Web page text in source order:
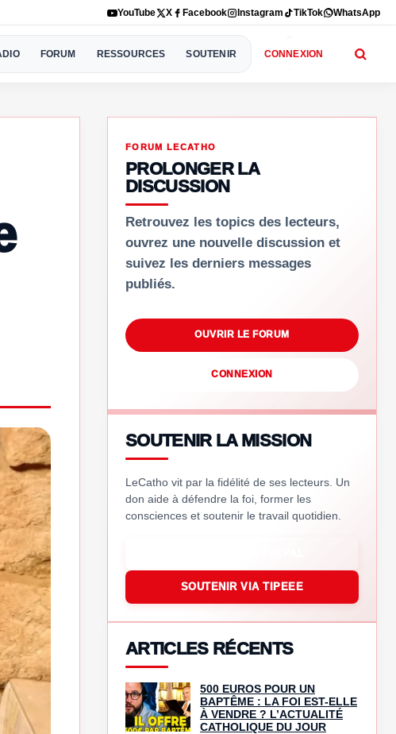
YouTube X Facebook Instagram TikTok WhatsApp
FORUM RESSOURCES SOUTENIR CONNEXION
FORUM LECATHO
PROLONGER LA
DISCUSSION
Retrouvez les topics des lecteurs,
ouvrez une nouvelle discussion et
suivez les derniers messages
publiés.
OUVRIR LE FORUM
CONNEXION
SOUTENIR LA MISSION
LeCatho vit par la fidélité de ses lecteurs. Un
don aide à défendre la foi, former les
consciences et soutenir le travail quotidien.
SOUTENIR VIA TIPEEE
ARTICLES RÉCENTS
500 EUROS POUR UN
BAPTÊME : LA FOI EST-ELLE
À VENDRE ? L’ACTUALITÉ
CATHOLIQUE DU JOUR